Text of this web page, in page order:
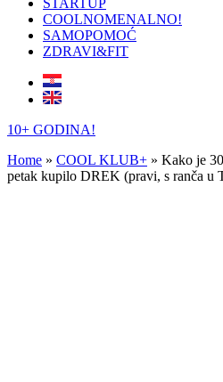
STARTUP
COOLNOMENALNO!
SAMOPOMOĆ
ZDRAVI&FIT
10+ GODINA!
Home » COOL KLUB+ » Kako je
petak kupilo DREK (pravi, s ranča u